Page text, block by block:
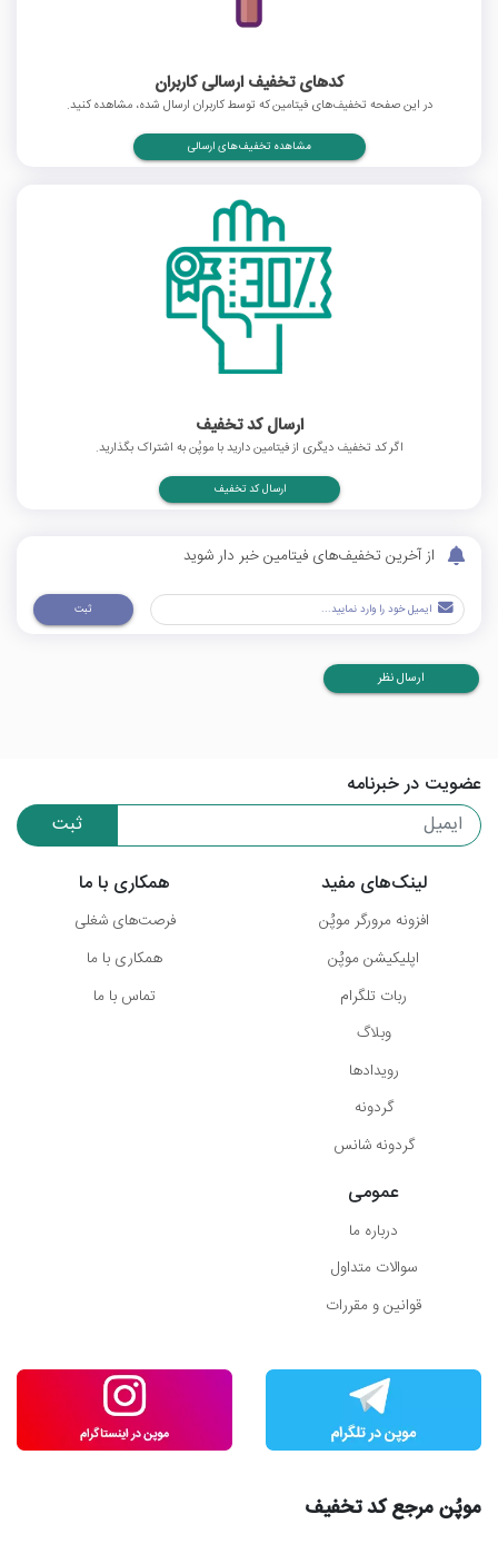
کدهای تخفیف ارسالی کاربران
در این صفحه تخفیف‌های فیتامین که توسط کاربران ارسال شده، مشاهده کنید.
مشاهده تخفیف‌های ارسالی
ارسال کد تخفیف
اگر کد تخفیف دیگری از فیتامین دارید با موپُن به اشتراک بگذارید.
ارسال کد تخفیف
از آخرین تخفیف‌های فیتامین خبر دار شوید
ثبت
ارسال نظر
عضویت در خبرنامه
ثبت
لینک‌های مفید
افزونه مرورگر موپُن
اپلیکیشن موپُن
ربات تلگرام
وبلاگ
رویدادها
گردونه
گردونه شانس
همکاری با ما
فرصت‌های شغلی
همکاری با ما
تماس با ما
عمومی
درباره ما
سوالات متداول
قوانین و مقررات
موپُن مرجع کد تخفیف